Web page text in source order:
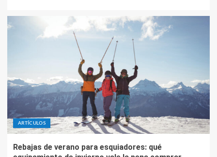
ARTÍCULOS
Rebajas de verano para esquiadores: qué